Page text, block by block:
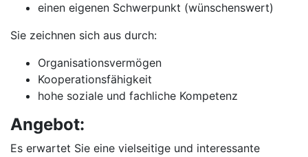
einen eigenen Schwerpunkt (wünschenswert)
Sie zeichnen sich aus durch:
Organisationsvermögen
Kooperationsfähigkeit
hohe soziale und fachliche Kompetenz
Angebot:
Es erwartet Sie eine vielseitige und interessante